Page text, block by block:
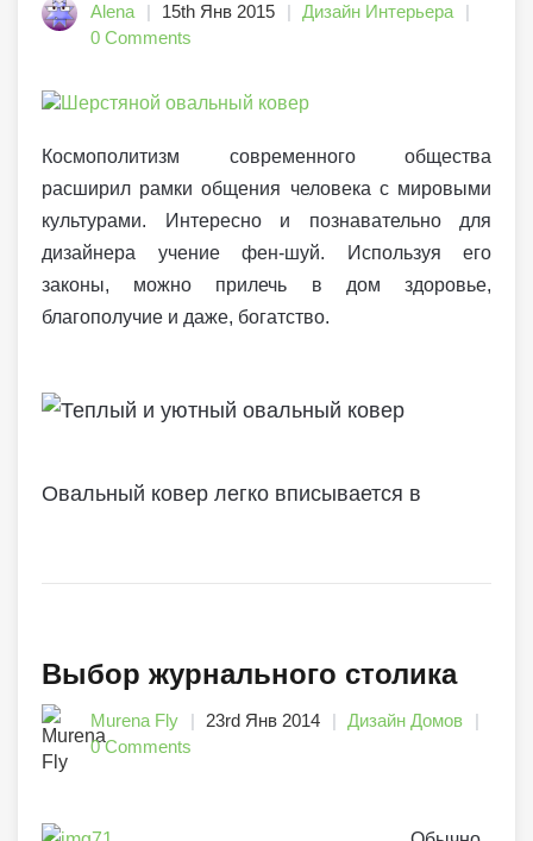
Alena 15th Янв 2015
Дизайн Интерьера
0 Comments
Космополитизм современного общества
расширил рамки общения человека с мировыми
культурами. Интересно и познавательно для
дизайнера учение фен-шуй. Используя его
законы, можно прилечь в дом здоровье,
благополучие и даже, богатство.
Овальный ковер легко вписывается в
Выбор журнального столика
Murena Fly 23rd Янв 2014
Дизайн Домов
0 Comments